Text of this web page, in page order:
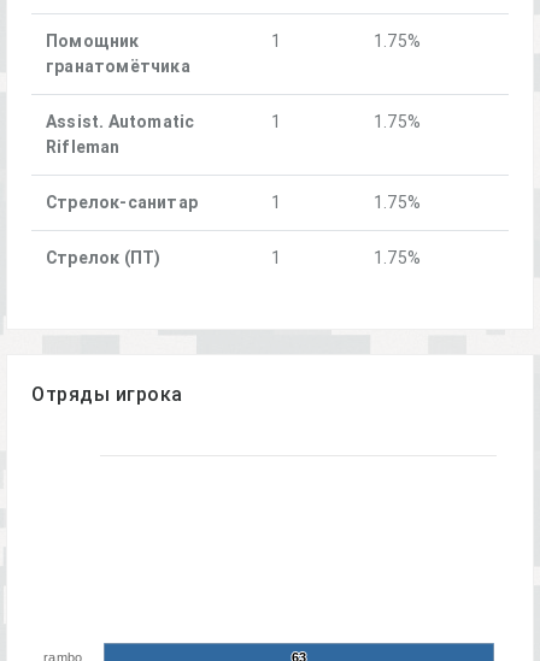
Помощник
гранатомётчика
1 1.75%
Assist. Automatic
Rifleman
1 1.75%
Стрелок-санитар 1 1.75%
Стрелок (ПТ) 1 1.75%
Отряды игрока
63
63
rambo